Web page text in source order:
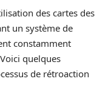
des cartes des
un système de
constamment
quelques
de rétroaction